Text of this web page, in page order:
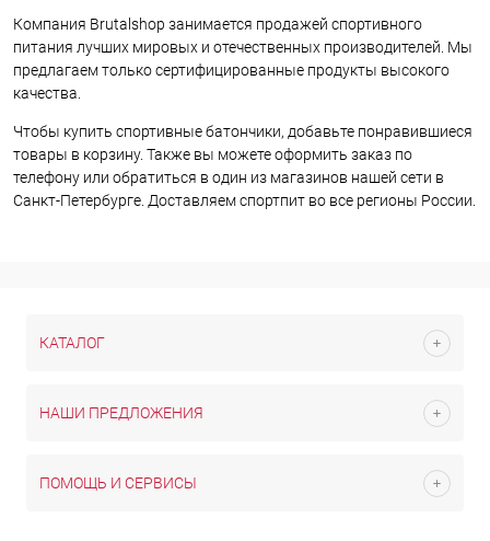
Компания Brutalshop занимается продажей спортивного
питания лучших мировых и отечественных производителей. Мы
предлагаем только сертифицированные продукты высокого
качества.
Чтобы купить спортивные батончики, добавьте понравившиеся
товары в корзину. Также вы можете оформить заказ по
телефону или обратиться в один из магазинов нашей сети в
Санкт-Петербурге. Доставляем спортпит во все регионы России.
КАТАЛОГ
НАШИ ПРЕДЛОЖЕНИЯ
ПОМОЩЬ И СЕРВИСЫ